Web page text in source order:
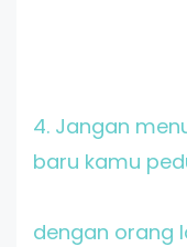
4. Jangan
baru kamu
dengan orang